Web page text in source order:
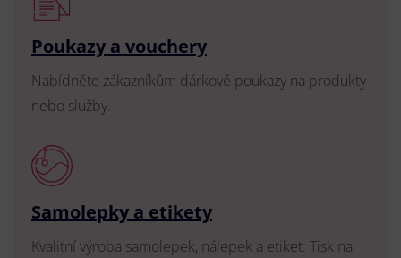
Poukazy a vouchery
Nabídněte zákazníkům dárkové poukazy na produkty
nebo služby.
Samolepky a etikety
Kvalitní výroba samolepek, nálepek a etiket. Tisk na